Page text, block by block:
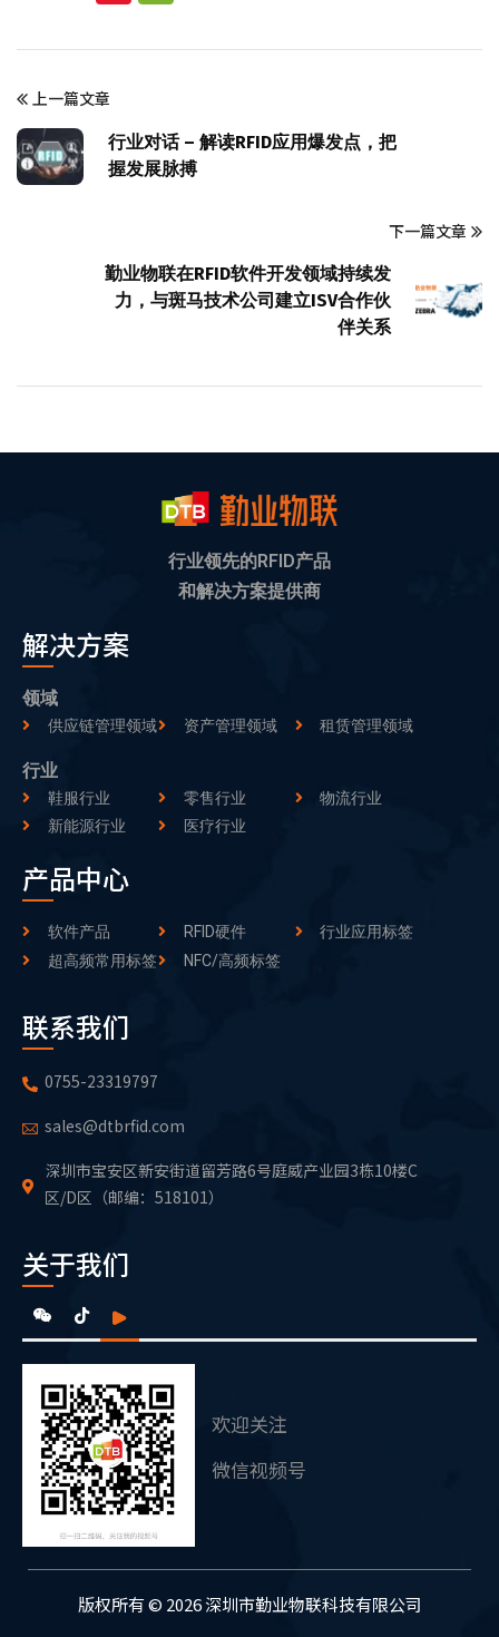
Weibo
上一篇文章
行业对话 – 解读RFID应用爆发点，把
握发展脉搏
下一篇文章
勤业物联在RFID软件开发领域持续发
力，与斑马技术公司建立ISV合作伙
伴关系
行业领先的RFID产品
和解决方案提供商
解决方案
领域
供应链管理领域 资产管理领域 租赁管理领域
行业
鞋服行业 零售行业
物流行业
新能源行业
医疗行业
产品中心
软件产品 RFID硬件
行业应用标签
超高频常用标签
NFC/高频标签
联系我们
0755-23319797
sales@dtbrfid.com
深圳市宝安区新安街道留芳路6号庭威产业园3栋10楼C
区/D区（邮编：518101）
关于我们
欢迎关注
微信视频号
版权所有 © 2026 深圳市勤业物联科技有限公司